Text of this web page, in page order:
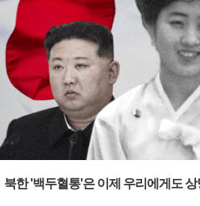
북한 '백두혈통'은 이제 우리에게도